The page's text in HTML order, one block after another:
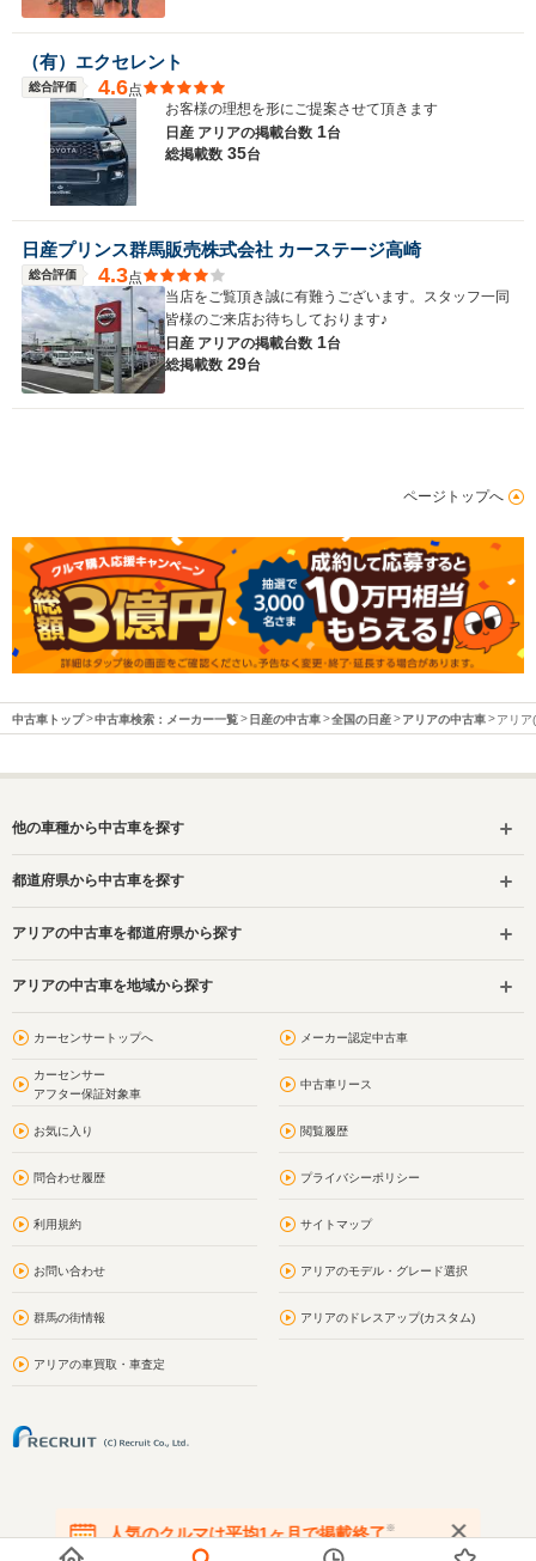
（有）エクセレント
総合評価 4.6点
お客様の理想を形にご提案させて頂きます
日産 アリアの掲載台数 1台
総掲載数 35台
日産プリンス群馬販売株式会社 カーステージ高崎
総合評価 4.3点
当店をご覧頂き誠に有難うございます。スタッフ一同
皆様のご来店お待ちしております♪
日産 アリアの掲載台数 1台
総掲載数 29台
ページトップへ
中古車トップ 中古車検索：メーカー一覧 日産の中古車 全国の日産 アリアの中古車 アリア
他の車種から中古車を探す
都道府県から中古車を探す
アリアの中古車を都道府県から探す
アリアの中古車を地域から探す
カーセンサートップへ メーカー認定中古車
カーセンサー
アフター保証対象車
中古車リース
お気に入り 閲覧履歴
問合わせ履歴 プライバシーポリシー
利用規約 サイトマップ
お問い合わせ アリアのモデル・グレード選択
群馬の街情報 アリアのドレスアップ(カスタム)
アリアの車買取・車査定
人気のクルマは平均1ヶ月で掲載終了※
在庫が無くなる前にお問い合わせください